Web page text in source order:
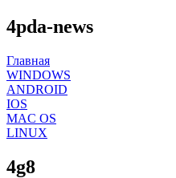
4pda-news
Главная
WINDOWS
ANDROID
IOS
MAC OS
LINUX
4g8